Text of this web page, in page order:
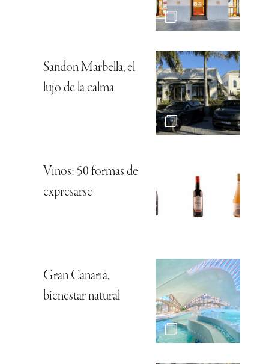
Sandon Marbella, el
lujo de la calma
Vinos: 50 formas de
expresarse
Gran Canaria,
bienestar natural